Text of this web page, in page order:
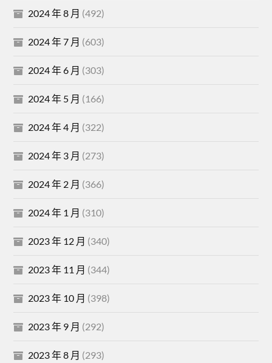
2024 年 8 月 (492)
2024 年 7 月 (603)
2024 年 6 月 (303)
2024 年 5 月 (166)
2024 年 4 月 (322)
2024 年 3 月 (273)
2024 年 2 月 (366)
2024 年 1 月 (310)
2023 年 12 月 (340)
2023 年 11 月 (344)
2023 年 10 月 (398)
2023 年 9 月 (292)
2023 年 8 月 (293)